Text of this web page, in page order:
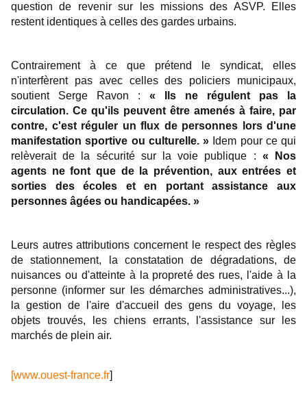
question de revenir sur les missions des ASVP. Elles
restent identiques à celles des gardes urbains.
Contrairement à ce que prétend le syndicat, elles
n'interfèrent pas avec celles des policiers municipaux,
soutient Serge Ravon : « Ils ne régulent pas la
circulation. Ce qu'ils peuvent être amenés à faire, par
contre, c'est réguler un flux de personnes lors d'une
manifestation sportive ou culturelle. » Idem pour ce qui
relèverait de la sécurité sur la voie publique : « Nos
agents ne font que de la prévention, aux entrées et
sorties des écoles et en portant assistance aux
personnes âgées ou handicapées. »
Leurs autres attributions concernent le respect des règles
de stationnement, la constatation de dégradations, de
nuisances ou d'atteinte à la propreté des rues, l'aide à la
personne (informer sur les démarches administratives...),
la gestion de l'aire d'accueil des gens du voyage, les
objets trouvés, les chiens errants, l'assistance sur les
marchés de plein air.
[www.ouest-france.fr]